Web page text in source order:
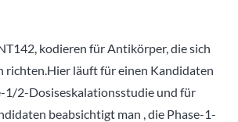
kodieren für Antikörper, die sich
richten.Hier läuft für einen Kandidaten
1/2-Dosiseskalationsstudie und für
beabsichtigt man , die Phase-1-